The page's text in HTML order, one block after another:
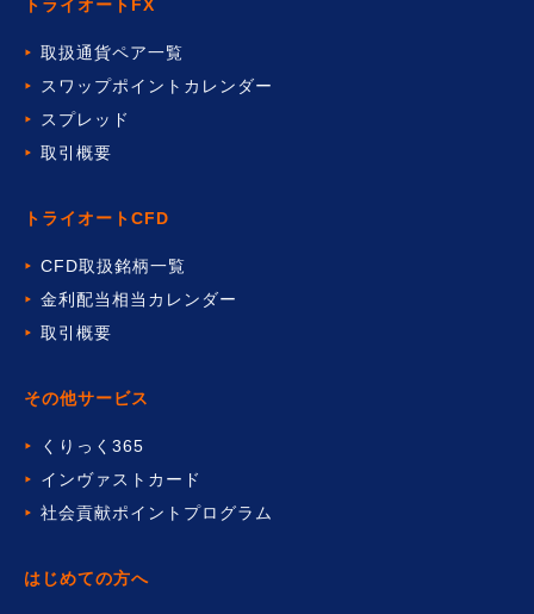
その他サービス
くりっく365
インヴァストカード
社会貢献ポイントプログラム
トライオートFX
取扱通貨ペア一覧
スワップポイントカレンダー
スプレッド
取引概要
はじめての方へ
トライオートCFD
CFD取扱銘柄一覧
金利配当相当カレンダー
取引概要